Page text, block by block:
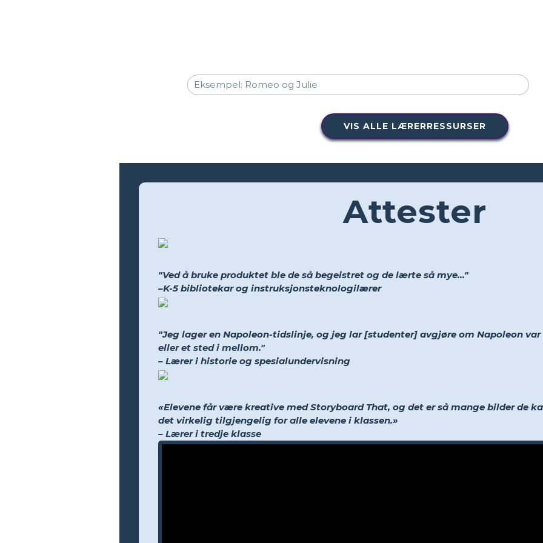
VIS ALLE LÆRERRESSURSER
Attester
"Ved å bruke produktet ble de så begeistret og de lærte så mye..."
–K-5 bibliotekar og instruksjonsteknologilærer
"Jeg lager en Napoleon-tidslinje, og jeg lar [studenter] avgjøre om Napoleon
eller et sted i mellom."
– Lærer i historie og spesialundervisning
«Elevene får være kreative med Storyboard That, og det er så mange bilder de
det virkelig tilgjengelig for alle elevene i klassen.»
– Lærer i tredje klasse